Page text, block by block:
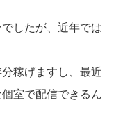
したが、近年では
稼げますし、最近
室で配信できるん